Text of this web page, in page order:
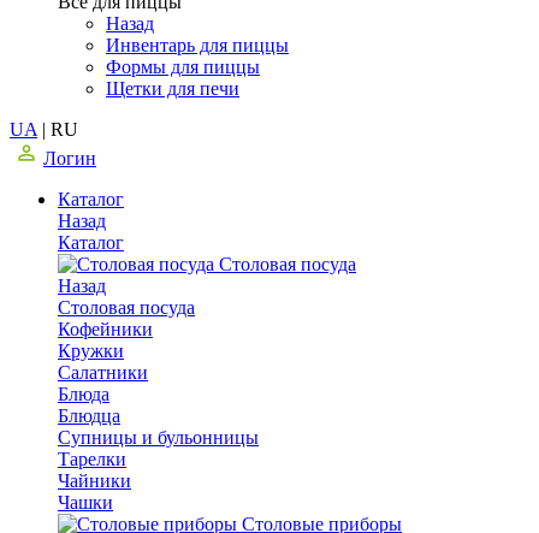
Назад
Инвентарь для пиццы
Формы для пиццы
Щетки для печи
UA | RU
Логин
Каталог
Назад
Каталог
Столовая посуда
Назад
Столовая посуда
Кофейники
Кружки
Салатники
Блюда
Блюдца
Супницы и бульонницы
Тарелки
Чайники
Чашки
Cтоловые приборы